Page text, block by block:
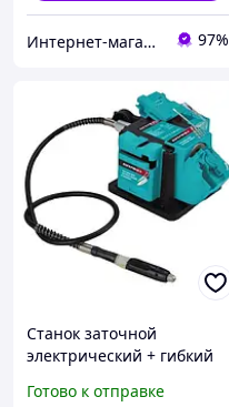
Интернет-магазин "АТМ" 97%
Станок заточной
электрический + гибкий
Многофункциональное
Готово к отправке